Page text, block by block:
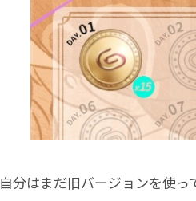
自分はまだ旧バージョンを使っ